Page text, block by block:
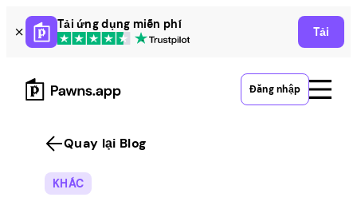
Skip
to
content
Tải ứng dụng miễn phí
Tải
Đăng nhập
Quay lại Blog
KHÁC